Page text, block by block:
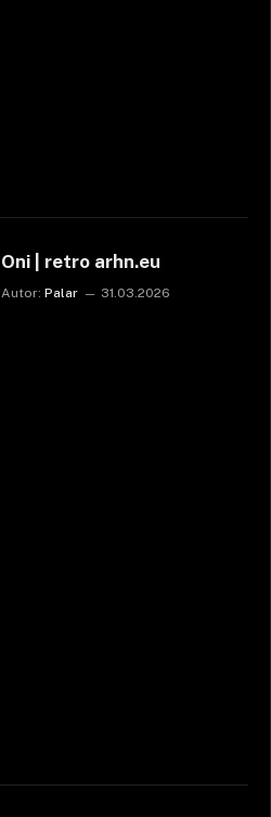
Oni | retro arhn.eu
Autor: Palar 31.03.2026